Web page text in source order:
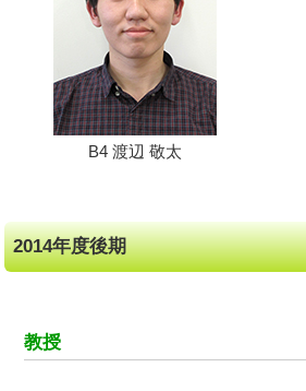
B4 渡辺 敬太
2014年度後期
教授